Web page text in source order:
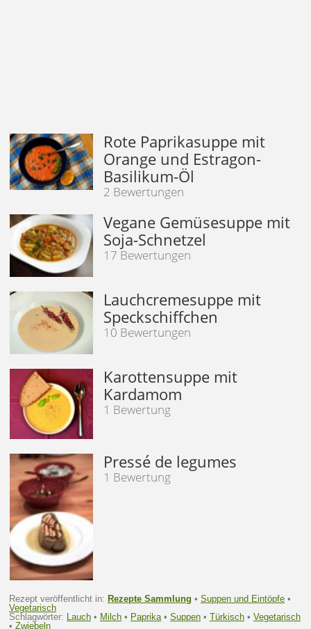
Rote Paprikasuppe mit
Orange und Estragon-
Basilikum-Öl
2 Bewertungen
Vegane Gemüsesuppe mit
Soja-Schnetzel
17 Bewertungen
Lauchcremesuppe mit
Speckschiffchen
10 Bewertungen
Karottensuppe mit
Kardamom
1 Bewertung
Pressé de legumes
1 Bewertung
Rezept veröffentlicht in: Rezepte Sammlung • Suppen und Eintöpfe •
Vegetarisch
Schlagwörter:
Lauch • Milch • Paprika • Suppen • Türkisch • Vegetarisch
• Zwiebeln